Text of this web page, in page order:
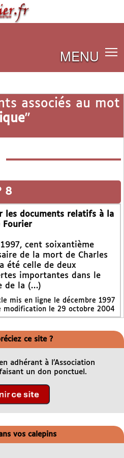
MENU
associés au mot
"
8
les documents relatifs à la
Fourier
1997, cent soixantième
de la mort de Charles
été celle de deux
importantes dans le
de la (…)
mis en ligne le décembre 1997
modification le 29 octobre 2004
ce site ?
adhérant à l’Association
un don ponctuel.
vos calepins